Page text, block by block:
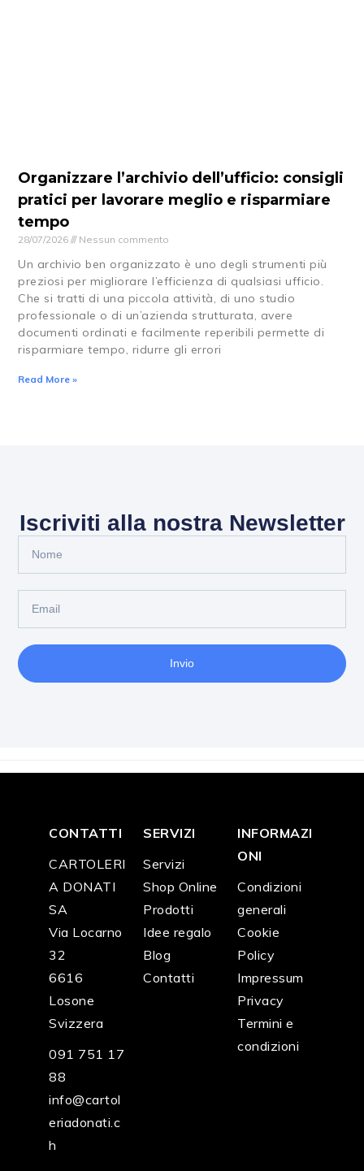
Organizzare l’archivio dell’ufficio: consigli
pratici per lavorare meglio e risparmiare
tempo
28/07/2026 Nessun commento
Un archivio ben organizzato è uno degli strumenti più
preziosi per migliorare l’efficienza di qualsiasi ufficio.
Che si tratti di una piccola attività, di uno studio
professionale o di un’azienda strutturata, avere
documenti ordinati e facilmente reperibili permette di
risparmiare tempo, ridurre gli errori
Read More »
Iscriviti alla nostra Newsletter
Invio
CONTATTI
CARTOLERI
A DONATI
SA
Via Locarno
32
6616
Losone
Svizzera
091 751 17
88
info@cartol
eriadonati.c
h
SERVIZI
Servizi
Shop Online
Prodotti
Idee regalo
Blog
Contatti
INFORMAZI
ONI
Condizioni
generali
Cookie
Policy
Impressum
Privacy
Termini e
condizioni